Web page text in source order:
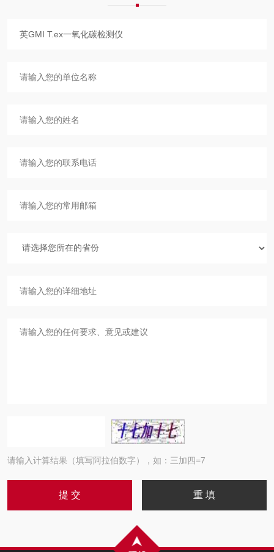
请输入计算结果（填写阿拉伯数字），如：三加四=7